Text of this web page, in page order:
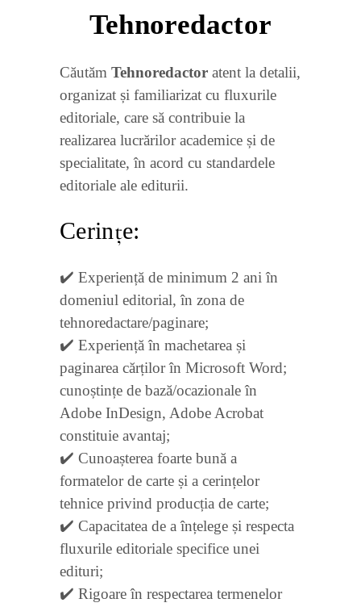
Tehnoredactor
Căutăm Tehnoredactor atent la detalii,
organizat și familiarizat cu fluxurile
editoriale, care să contribuie la
realizarea lucrărilor academice și de
specialitate, în acord cu standardele
editoriale ale editurii.
Cerințe:
✔️ Experiență de minimum 2 ani în
domeniul editorial, în zona de
tehnoredactare/paginare;
✔️ Experiență în machetarea și
paginarea cărților în Microsoft Word;
cunoștințe de bază/ocazionale în
Adobe InDesign, Adobe Acrobat
constituie avantaj;
✔️ Cunoașterea foarte bună a
formatelor de carte și a cerințelor
tehnice privind producția de carte;
✔️ Capacitatea de a înțelege și respecta
fluxurile editoriale specifice unei
edituri;
✔️ Rigoare în respectarea termenelor